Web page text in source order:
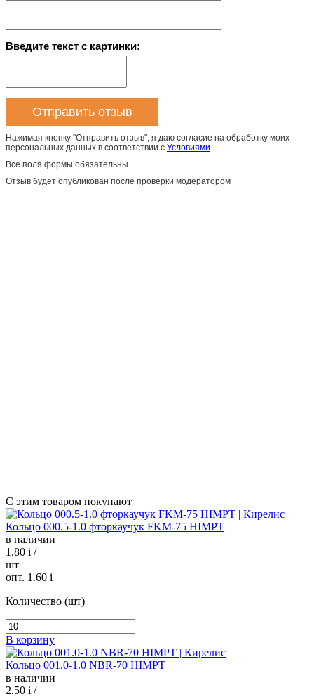
Введите текст с картинки:
Нажимая кнопку "Отправить отзыв", я даю согласие на обработку моих
персональных данных в соответствии с Условиями.
Все поля формы обязательны
Отзыв будет опубликован после проверки модератором
С этим товаром покупают
Кольцо 000.5-1.0 фторкаучук FKM-75 HIMPT
в наличии
1.80 i /
шт
опт. 1.60 i
Количество (шт)
В корзину
Кольцо 001.0-1.0 NBR-70 HIMPT
в наличии
2.50 i /